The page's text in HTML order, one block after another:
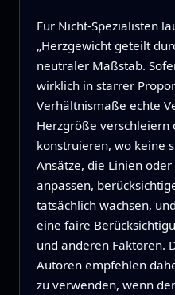
Für Nicht‑Spezialisten
„Herzgewicht geteilt
neutraler Maßstab.
wirklich in starrer
Verhältnismaße echte
Herzgröße verschleiern
konstruieren, wo keine
Ansätze, die Linien
anpassen,
tatsächlich wachsen,
eine faire
und anderen Faktoren.
Autoren empfehlen
zu verwenden, wenn